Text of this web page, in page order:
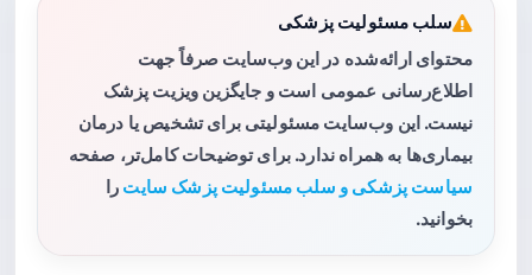
سلب مسئولیت پزشکی
محتوای ارائه‌شده در این وب‌سایت صرفاً جهت
اطلاع‌رسانی عمومی است و جایگزین ویزیت پزشک
نیست. این وب‌سایت مسئولیتی برای تشخیص یا درمان
بیماری‌ها به همراه ندارد. برای توضیحات کامل‌تر، صفحه
سیاست پزشکی و سلب مسئولیت پزشک سایت را
بخوانید.